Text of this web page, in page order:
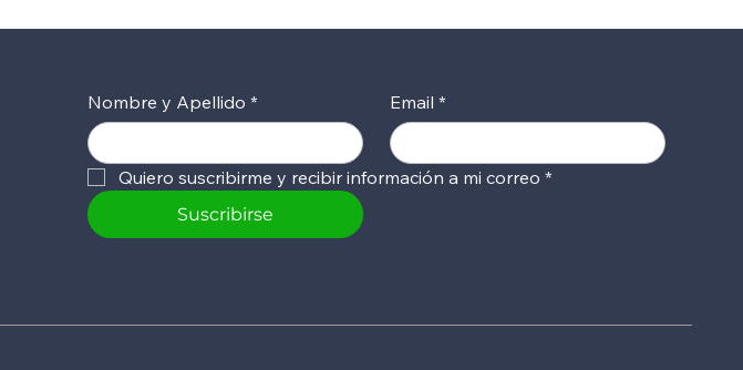
Nombre y Apellido * Email *
Quiero suscribirme y recibir información a mi correo *
Suscribirse